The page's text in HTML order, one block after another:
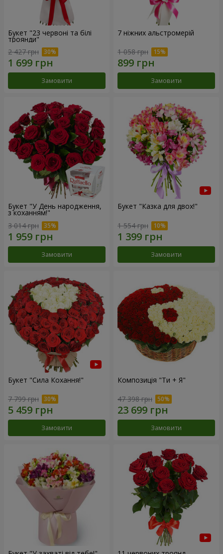
Букет "23 червоні та білі
троянди"
2 427 грн
Замовити
7 ніжних альстромерій
1 058 грн
Замовити
Букет "У День народження,
з коханням!"
3 014 грн
Замовити
Букет "Казка для двох!"
1 554 грн
Замовити
Букет "Сила Кохання!"
7 799 грн
Замовити
Композиція "Ти + Я"
47 398 грн
Замовити